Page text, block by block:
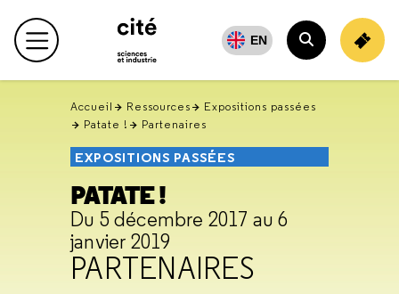
en
haut Menu principal EN
Rechercher
Accueil Ressources
Expositions passées
Patate !
Partenaires
EXPOSITIONS PASSÉES
PATATE !
Du 5 décembre 2017 au 6
janvier 2019
PARTENAIRES